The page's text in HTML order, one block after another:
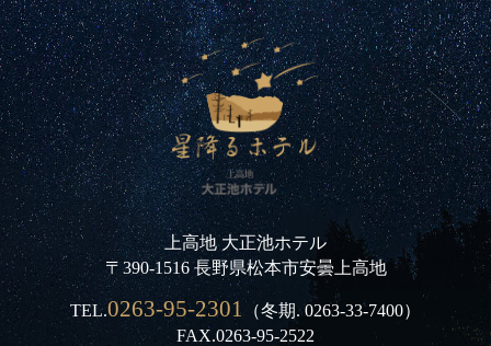
上高地 大正池ホテル
〒390-1516 長野県松本市安曇上高地
TEL.0263-95-2301 （冬期.0263-33-7400）
FAX.0263-95-2522